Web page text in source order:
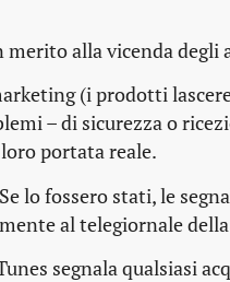
merito alla vicenda degli
(i prodotti
– di sicurezza o
portata reale.
lo fossero stati, le
al telegiornale della
segnala qualsiasi